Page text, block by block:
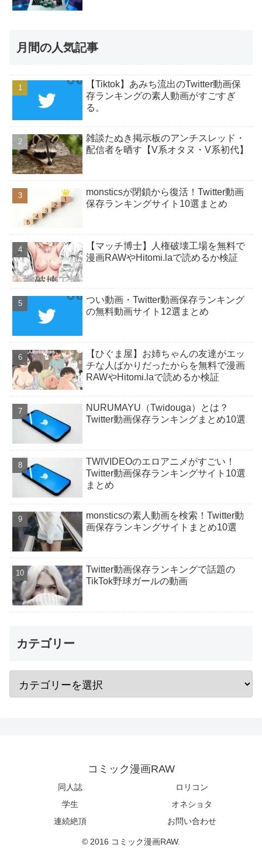
月間の人気記事
【Tiktok】あみち流出のTwitter動画保
存ランキングの素人動画がすごすぎ
る。
雑談たぬき掲示板のアンチスレッド・
配信者を晒す【V系オタヌ・V系初代】
monsticsが閉鎖から復活！Twitter動画
保存ランキングサイト10選まとめ
【マッチ博士】人権破壊工場を無料で
漫画RAWやHitomi.laで読めるか検証
つい動画・Twitter動画保存ランキング
の無料動画サイト12選まとめ
【ひぐま屋】お姉ちゃんの友達がエッ
チな人ばかりだったからを無料で漫画
RAWやHitomi.laで読めるか検証
NURUMAYU（Twidouga）とは？
Twitter動画保存ランキングまとめ10選
TWIVIDEOのエロアニメがすごい！
Twitter動画保存ランキングサイト10選
まとめ
monsticsの素人動画を検索！Twitter動
画保存ランキングサイトまとめ10選
Twitter動画保存ランキングで話題の
TikTok野球ガールの動画
カテゴリー
コミック漫画RAW
同人誌
ロリコン
学生
オネショタ
連続絶頂
お問い合わせ
© 2016 コミック漫画RAW.